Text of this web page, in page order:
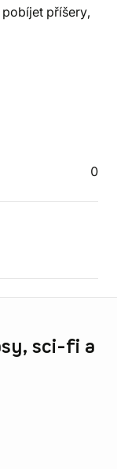
příšery,
0
sci-fi a